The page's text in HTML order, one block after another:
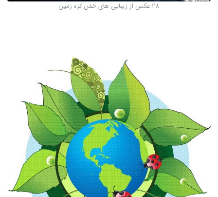
28 عکس از زیبایی های خفن کره زمین